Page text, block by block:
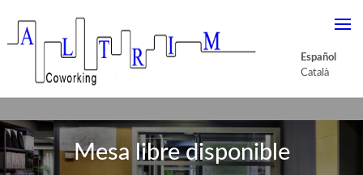
Español
Català
Mesa libre disponible